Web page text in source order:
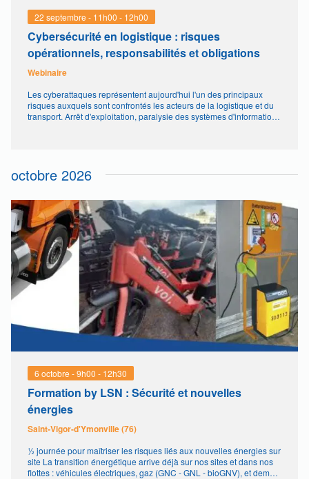
Cybersécurité en logistique : risques
opérationnels, responsabilités et obligations
22 septembre - 11h00 - 12h00
Webinaire
Les cyberattaques représentent aujourd'hui l'un des principaux
risques auxquels sont confrontés les acteurs de la logistique et du
transport. Arrêt d'exploitation, paralysie des systèmes d'information,
octobre 2026
Formation by LSN : Sécurité et nouvelles
énergies
6 octobre - 9h00 - 12h30
Saint-Vigor-d'Ymonville (76)
½ journée pour maîtriser les risques liés aux nouvelles énergies sur
site La transition énergétique arrive déjà sur nos sites et dans nos
flottes : véhicules électriques, gaz (GNC - GNL - bioGNV), et demain